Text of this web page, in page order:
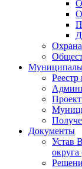
Охрана
Документы
Устав